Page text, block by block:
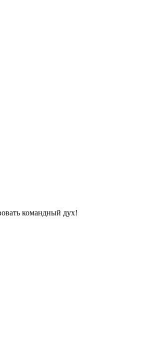
командный дух!